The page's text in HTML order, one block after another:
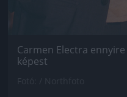
Carmen Electra
képest